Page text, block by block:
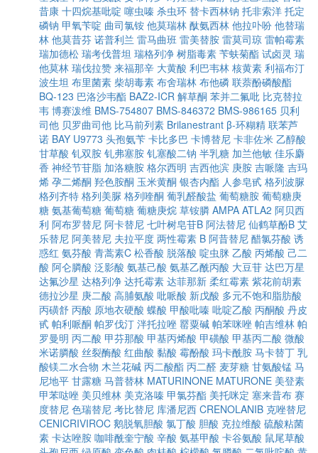
昔康 十四烷基吡啶 噻虫嗪 杀虫环 替卡西林钠 托非索洋 托定
磷钠 甲氧苄啶 曲司氯铵 他莫瑞林 酞氨西林 他拉卟吩 他替瑞
林 他莫昔芬 诺普利兰 雷马曲班 雷美替胺 雷莫司琼 雷帕霉素
瑞加德松 瑞考伐普坦 瑞格列净 树脂毒素 苄蚨菊酯 试卤灵 瑞
他莫林 瑞伐拉赞 来福那辛 大黄酸 利巴韦林 核黄素 利福布汀
波生坦 布里菌素 柴胡毒素 布舍瑞林 布他磷 联萘酚磷酸酯
BQ-123 巴洛沙韦酯 BAZ2-ICR 解草酮 苯并二氟吡 比克替拉
韦 博赛泼维 BMS-754807 BMS-846372 BMS-986165 贝利
司他 贝罗曲司他 比马前列素 Brilanestrant β-环糊精 联苯芦
诺 BAY U9773 头孢氨苄 卡比多巴 卡博替尼 卡非佐米 乙醇酸
甘草酸 钆双胺 钆弗塞胺 钆塞酸二钠 半乳糖 加兰他敏 佳乐麝
香 神经节苷脂 加洛糖胺 格尔西明 吉西他滨 庚胺 吉哌隆 吉玛
烯 孕二烯酮 羟色胺酮 玉米黄酮 银杏内酯 人参皂甙 格列波脲
格列齐特 格列美脲 格列喹酮 葡乳醛酸盐 葡萄糖胺 葡萄糖庚
糖 氨基葡萄糖 葡萄糖 葡糖庚烷 草铵膦 AMPA ATLA2 阿贝西
利 阿布罗替尼 阿卡替尼 七叶树皂苷B 阿法替尼 仙鹤草酚B 艾
乐替尼 阿美替尼 夫拉平度 两性霉素 B 阿昔替尼 醋氯芬酸 诱
惑红 氨芬酸 青蒿素C 松香酸 脱落酸 啶虫脒 乙酸 丙烯酸 己二
酸 阿仑膦酸 泛影酸 氨基己酸 氨基乙酰丙酸 大豆苷 达巴万星
达氟沙星 达格列净 达托霉素 达菲那新 柔红霉素 紫花前胡素
德拉沙星 庚二酸 高脯氨酸 吡哌酸 新戊酸 多元不饱和脂肪酸
丙磺舒 丙酸 原地衣硬酸 蝶酸 甲酸吡嗪 吡啶乙酸 丙酮酸 丹皮
甙 帕利哌酮 帕罗伐汀 泮托拉唑 罂粟碱 帕苯咪唑 帕吉维林 帕
罗曼明 丙二酸 甲芬那酸 甲基丙烯酸 甲磺酸 甲基丙二酸 微酸
米诺膦酸 丝裂酶酸 红曲酸 黏酸 霉酚酸 玛卡酰胺 马卡替丁 乳
酸镁二水合物 木兰花碱 丙二酸酯 丙二醛 麦芽糖 甘氨酸锰 马
尼地平 甘露糖 马普替林 MATURINONE MATURONE 美登素
甲苯哒唑 美贝维林 美克洛嗪 甲氯芬酯 美托咪定 塞来昔布 赛
度替尼 色瑞替尼 考比替尼 库潘尼西 CRENOLANIB 克唑替尼
CENICRIVIROC 鹅脱氧胆酸 氯丁酸 胆酸 克拉维酸 硫酸粘菌
素 卡达唑胺 咖啡酰奎宁酸 辛酸 氨基甲酸 卡谷氨酸 鼠尾草酸